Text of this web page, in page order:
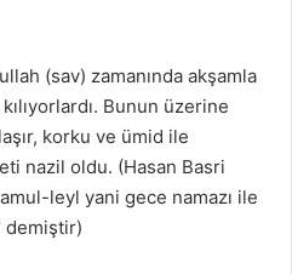
(sav) zamanında akşamla
Bunun üzerine
korku ve ümid ile
nazil oldu. (Hasan Basri
leyl yani gece namazı ile
demiştir)